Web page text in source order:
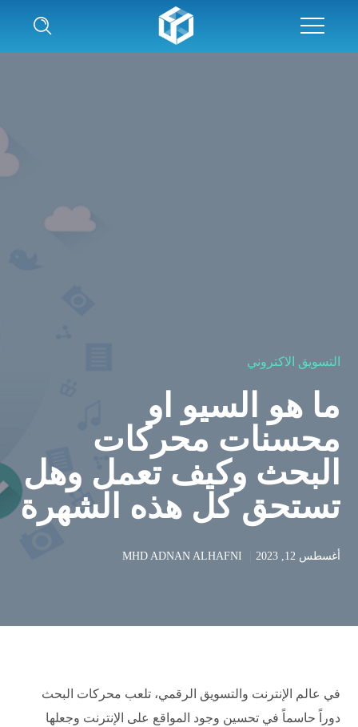
التسويق الاكتروني
ما هو السيو او
محسنات محركات
البحث وكيف تعمل وهل
تستحق كل هذه الشهرة
أغسطس 12, 2023 MHD ADNAN ALHAFNI
في عالم الإنترنت والتسويق الرقمي، تلعب محركات البحث
دوراً حاسماً في تحسين وجود المواقع على الإنترنت وجعلها